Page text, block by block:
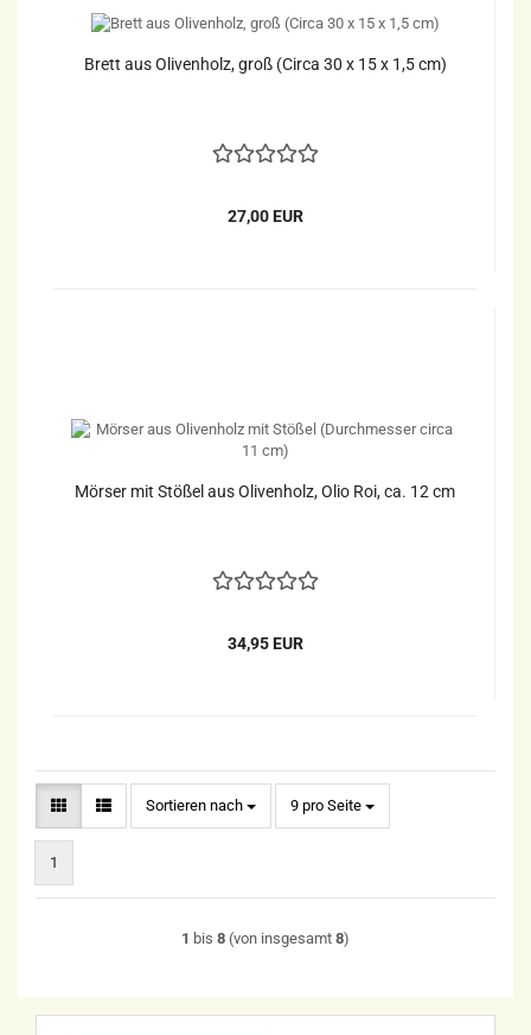
Brett aus Olivenholz, groß (Circa 30 x 15 x 1,5 cm)
27,00 EUR
Mörser mit Stößel aus Olivenholz, Olio Roi, ca. 12 cm
34,95 EUR
Sortieren nach
Sortieren nach 9 pro Seite
pro Seite
1
1 bis 8 (von insgesamt 8)